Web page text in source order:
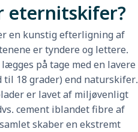
eternitskifer?
en kunstig efterligning af
er tyndere og lettere.
på tage med en lavere
til 18 grader) end naturskifer.
er lavet af miljøvenligt
cement iblandet fibre af
skaber en ekstremt